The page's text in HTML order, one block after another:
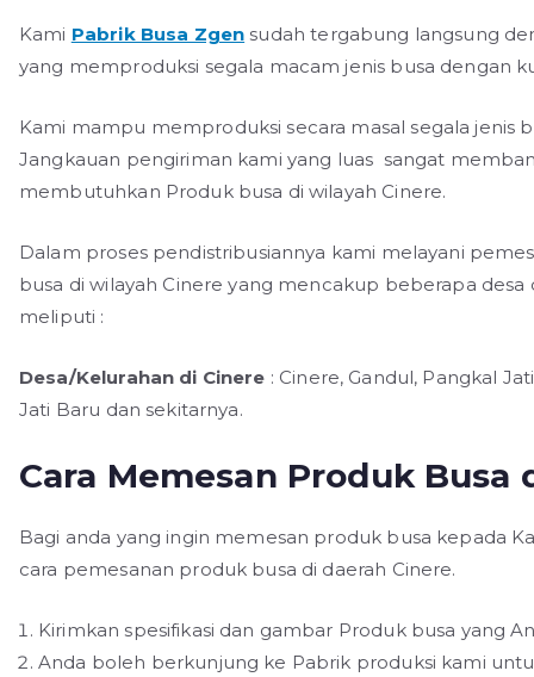
Kami Pabrik Busa Zgen sudah tergabung langsung
yang memproduksi segala macam jenis busa dengan
Kami mampu memproduksi secara masal segala jenis
Jangkauan pengiriman kami yang luas sangat
membutuhkan Produk busa di wilayah Cinere.
Dalam proses pendistribusiannya kami melayani
busa di wilayah Cinere yang mencakup beberapa desa
meliputi :
Desa/Kelurahan di Cinere : Cinere, Gandul, Pangkal
Jati Baru dan sekitarnya.
Cara Memesan Produk Busa
Bagi anda yang ingin memesan produk busa kepada
cara pemesanan produk busa di daerah Cinere.
Kirimkan spesifikasi dan gambar Produk busa yang
Anda boleh berkunjung ke Pabrik produksi kami